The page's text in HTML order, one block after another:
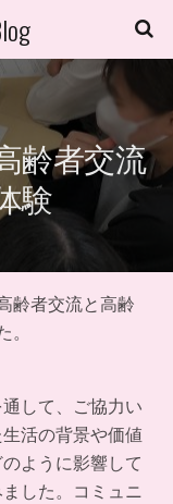
者交流
験
齢者交流と高齢
して、ご協力い
活の背景や価値
ように影響して
した。コミュニ